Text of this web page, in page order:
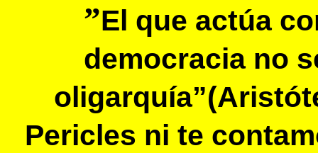
”El que actúa
democracia no
Pericles ni te